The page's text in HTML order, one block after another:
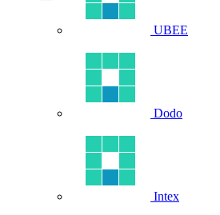
UBEE
Dodo
Intex